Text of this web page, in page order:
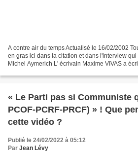
A contre air du temps Actualisé le 16/02/2002
en gras ici dans la citation et dans l'interview
Michel Aymerich L' écrivain Maxime VIVAS a
« Le Parti pas si Communiste
PCOF-PCRF-PRCF) » ! Que
cette vidéo ?
Publié le 24/02/2022 à 05:12
Par Jean Lévy